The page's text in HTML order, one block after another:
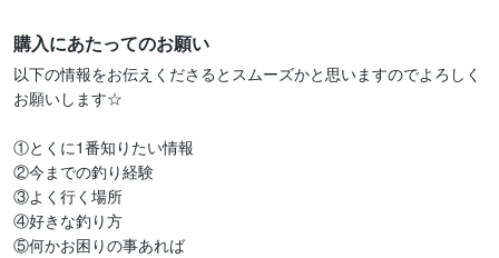
購入にあたってのお願い
以下の情報をお伝えくださるとスムーズかと思いますのでよろしく
お願いします☆
①とくに1番知りたい情報
②今までの釣り経験
③よく行く場所
④好きな釣り方
⑤何かお困りの事あれば